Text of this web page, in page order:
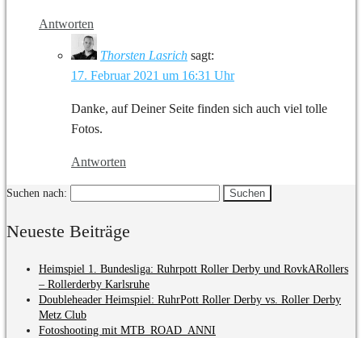
Antworten
Thorsten Lasrich sagt:
17. Februar 2021 um 16:31 Uhr
Danke, auf Deiner Seite finden sich auch viel tolle
Fotos.
Antworten
Suchen nach:
Neueste Beiträge
Heimspiel 1. Bundesliga: Ruhrpott Roller Derby und RovkARollers
– Rollerderby Karlsruhe
Doubleheader Heimspiel: RuhrPott Roller Derby vs. Roller Derby
Metz Club
Fotoshooting mit MTB_ROAD_ANNI